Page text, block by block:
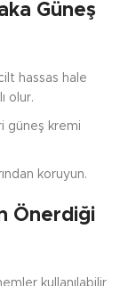
Güneş
hassas hale
olur.
güneş kremi
koruyun.
Önerdiği